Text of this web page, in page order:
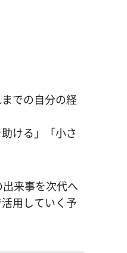
での自分の経
ける」「小さ
来事を次代へ
用していく予